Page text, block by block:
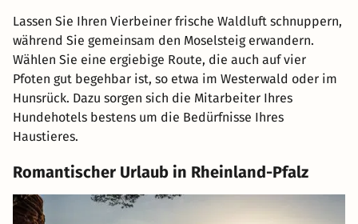
Lassen Sie Ihren Vierbeiner frische Waldluft schnuppern,
während Sie gemeinsam den Moselsteig erwandern.
Wählen Sie eine ergiebige Route, die auch auf vier
Pfoten gut begehbar ist, so etwa im Westerwald oder im
Hunsrück. Dazu sorgen sich die Mitarbeiter Ihres
Hundehotels bestens um die Bedürfnisse Ihres
Haustieres.
Romantischer Urlaub in Rheinland-Pfalz